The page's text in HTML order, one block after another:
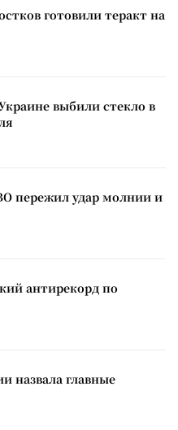
готовили теракт на
выбили стекло в
пережил удар молнии и
антирекорд по
назвала главные